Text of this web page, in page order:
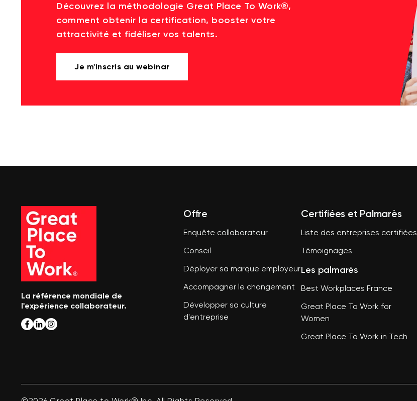
Découvrez la méthodologie Great Place To Work®,
comment obtenir la certification, booster votre
attractivité et fidéliser vos talents.
Je m'inscris au webinar
La référence mondiale de
l'expérience collaborateur.
Offre
Enquête collaborateur
Conseil
Déployer sa marque employeur
Accompagner le changement
Développer sa culture
d'entreprise
Certifiées et Palmarès
Liste des entreprises certifiées
Témoignages
Les palmarès
Best Workplaces France
Great Place To Work for
Women
Great Place To Work in Tech